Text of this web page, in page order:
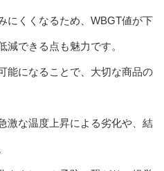
にくくなるため、WBGT値が下
減できる点も魅力です。
能になることで、大切な商品の
激な温度上昇による劣化や、結